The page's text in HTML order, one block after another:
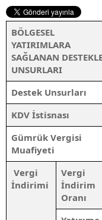
BÖLGESEL
YATIRIMLARA
SAĞLANAN
UNSURLARI
Destek Unsurları
KDV İstisnası
Gümrük Vergisi
Muafiyeti
Vergi
İndirimi
Vergi
İndirim
Oranı